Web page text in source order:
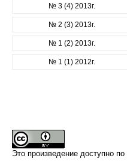
№ 3 (4) 2013г.
№ 2 (3) 2013г.
№ 1 (2) 2013г.
№ 1 (1) 2012г.
Это произведение доступно по